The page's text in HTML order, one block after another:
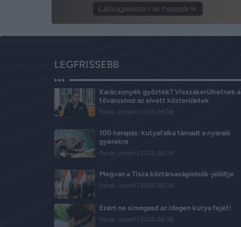
LEGFRISSEBB
Karácsonyék győztek? Visszakerülhetnek a
fővároshoz az elvett közterületek
Pataki József 2026.08.08.
100 harapás: kutyafalka támadt a nyaraló
gyerekre
Pataki József 2026.08.08.
Megvan a Tisza köztársaságielnök-jelöltje
Pataki József 2026.08.08.
Ezért ne simogasd az idegen kutya fejét!
Pataki József 2026.08.08.